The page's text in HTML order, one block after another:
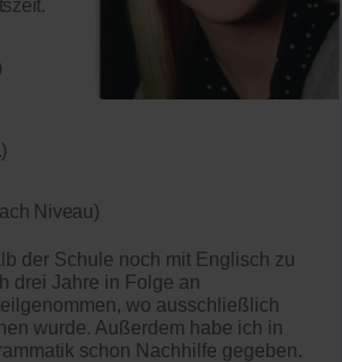
Niveau)
der Schule noch mit Englisch zu
drei Jahre in Folge an
wo ausschließlich
wurde. Außerdem habe ich in
schon Nachhilfe gegeben.